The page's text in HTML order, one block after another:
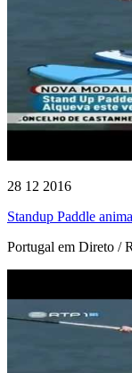
28 12 2016
Standup Paddle
Portugal em Direto /